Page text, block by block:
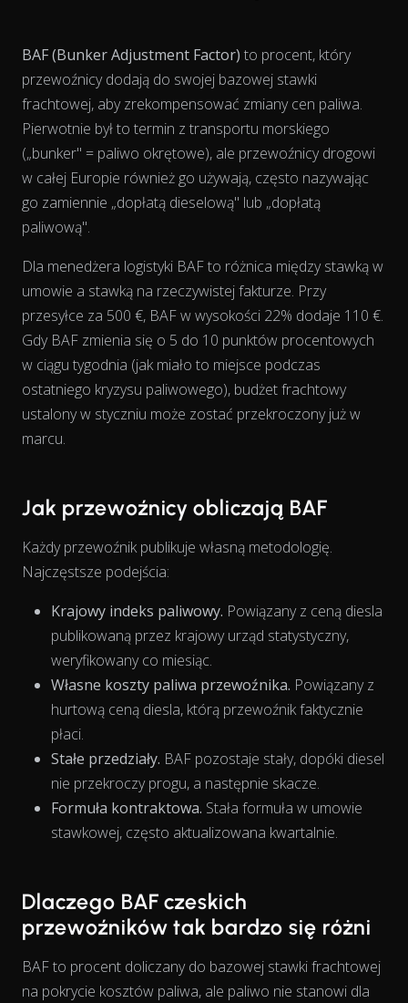
View as data table, Chart
The chart has 1 X axis displaying Time. Data ranges from
BAF (Bunker Adjustment Factor) to procent, który
przewoźnicy dodają do swojej bazowej stawki
frachtowej, aby zrekompensować zmiany cen paliwa.
Pierwotnie był to termin z transportu morskiego
(„bunker" = paliwo okrętowe), ale przewoźnicy drogowi
w całej Europie również go używają, często nazywając
go zamiennie „dopłatą dieselową" lub „dopłatą
paliwową".
Dla menedżera logistyki BAF to różnica między stawką w
umowie a stawką na rzeczywistej fakturze. Przy
przesyłce za 500 €, BAF w wysokości 22% dodaje 110 €.
Gdy BAF zmienia się o 5 do 10 punktów procentowych
w ciągu tygodnia (jak miało to miejsce podczas
ostatniego kryzysu paliwowego), budżet frachtowy
ustalony w styczniu może zostać przekroczony już w
marcu.
Jak przewoźnicy obliczają BAF
Każdy przewoźnik publikuje własną metodologię.
Najczęstsze podejścia:
Krajowy indeks paliwowy. Powiązany z ceną diesla
publikowaną przez krajowy urząd statystyczny,
weryfikowany co miesiąc.
Własne koszty paliwa przewoźnika. Powiązany z
hurtową ceną diesla, którą przewoźnik faktycznie
płaci.
Stałe przedziały. BAF pozostaje stały, dopóki diesel
nie przekroczy progu, a następnie skacze.
Formuła kontraktowa. Stała formuła w umowie
stawkowej, często aktualizowana kwartalnie.
Dlaczego BAF czeskich
przewoźników tak bardzo się różni
BAF to procent doliczany do bazowej stawki frachtowej
na pokrycie kosztów paliwa, ale paliwo nie stanowi dla